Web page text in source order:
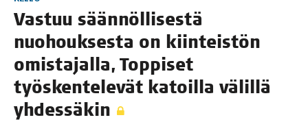
Vas­tuu sään­nöl­li­ses­tä
nuo­houk­ses­ta on kiin­teis­tön
omis­ta­jal­la, Top­pi­set
työs­ken­te­le­vät katoil­la välil­lä
yhdessäkin